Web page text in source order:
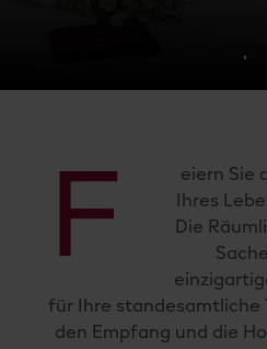
F
eiern Sie
Ihres
Die
für Ihre standesamtliche
den Empfang und die